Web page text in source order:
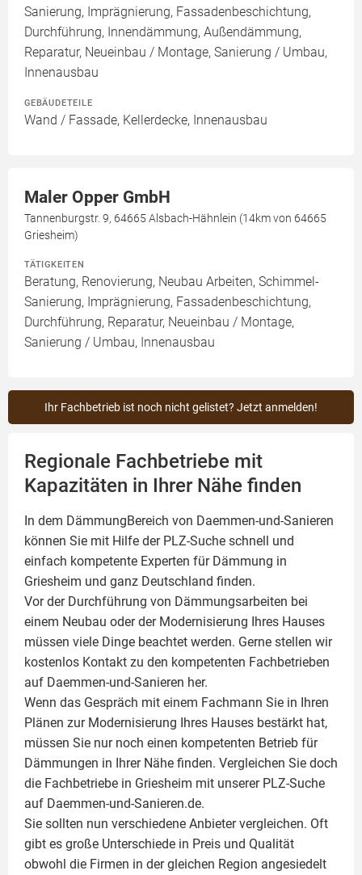
Sanierung, Imprägnierung, Fassadenbeschichtung,
Durchführung, Innendämmung, Außendämmung,
Reparatur, Neueinbau / Montage, Sanierung / Umbau,
Innenausbau
GEBÄUDETEILE
Wand / Fassade, Kellerdecke, Innenausbau
Maler Opper GmbH
Tannenburgstr. 9, 64665 Alsbach-Hähnlein (14km von 64665
Griesheim)
TÄTIGKEITEN
Beratung, Renovierung, Neubau Arbeiten, Schimmel-
Sanierung, Imprägnierung, Fassadenbeschichtung,
Durchführung, Reparatur, Neueinbau / Montage,
Sanierung / Umbau, Innenausbau
Ihr Fachbetrieb ist noch nicht gelistet? Jetzt anmelden!
Regionale Fachbetriebe mit
Kapazitäten in Ihrer Nähe finden
In dem DämmungBereich von Daemmen-und-Sanieren
können Sie mit Hilfe der PLZ-Suche schnell und
einfach kompetente Experten für Dämmung in
Griesheim und ganz Deutschland finden.
Vor der Durchführung von Dämmungsarbeiten bei
einem Neubau oder der Modernisierung Ihres Hauses
müssen viele Dinge beachtet werden. Gerne stellen wir
kostenlos Kontakt zu den kompetenten Fachbetrieben
auf Daemmen-und-Sanieren her.
Wenn das Gespräch mit einem Fachmann Sie in Ihren
Plänen zur Modernisierung Ihres Hauses bestärkt hat,
müssen Sie nur noch einen kompetenten Betrieb für
Dämmungen in Ihrer Nähe finden. Vergleichen Sie doch
die Fachbetriebe in Griesheim mit unserer PLZ-Suche
auf Daemmen-und-Sanieren.de.
Sie sollten nun verschiedene Anbieter vergleichen. Oft
gibt es große Unterschiede in Preis und Qualität
obwohl die Firmen in der gleichen Region angesiedelt